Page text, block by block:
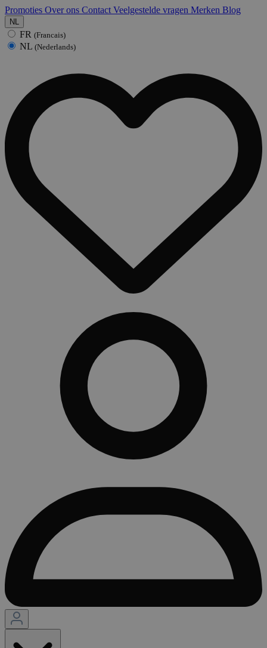
Promoties Over ons Contact Veelgestelde vragen Merken Blog
NL
FR (Francais)
NL (Nederlands)